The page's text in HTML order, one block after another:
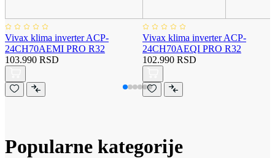
Vivax klima inverter ACP-
24CH70AEMI PRO R32
103.990 RSD
Vivax klima inverter ACP-
24CH70AEQI PRO R32
102.990 RSD
Popularne kategorije